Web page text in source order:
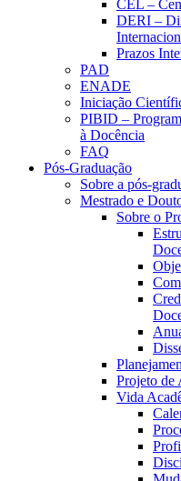
CEL –
DERI –
Prazos
PAD
ENADE
Iniciação
PIBID –
à Docência
FAQ
Pós-Graduação
Sobre a pós-
Mestrado e
Sobre o
Projeto de
Vida